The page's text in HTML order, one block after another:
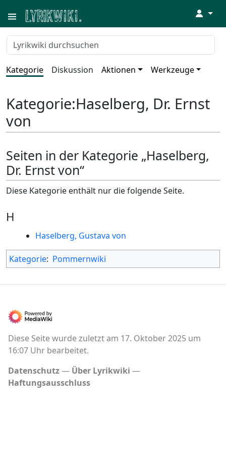
↓
Kategorie Diskussion Aktionen Werkzeuge
Kategorie:Haselberg, Dr. Ernst
von
Seiten in der Kategorie „Haselberg,
Dr. Ernst von“
Diese Kategorie enthält nur die folgende Seite.
H
Haselberg, Gustava von
Kategorie: Pommernwiki
Diese Seite wurde zuletzt am 17. Oktober 2025 um
16:07 Uhr bearbeitet.
Datenschutz
Über Lyrikwiki
Haftungsausschluss